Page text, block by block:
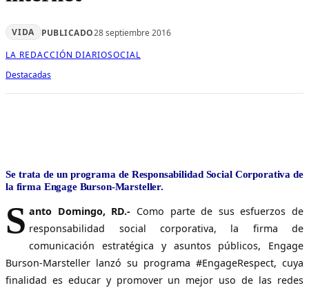
VIDA PUBLICADO28 septiembre 2016
LA REDACCIÓN DIARIOSOCIAL
Destacadas
Se trata de un programa de Responsabilidad Social Corporativa de
la firma Engage Burson-Marsteller.
S anto Domingo, RD.- Como parte de sus esfuerzos de
responsabilidad social corporativa, la firma de
comunicación estratégica y asuntos públicos, Engage
Burson-Marsteller lanzó su programa #EngageRespect, cuya
finalidad es educar y promover un mejor uso de las redes